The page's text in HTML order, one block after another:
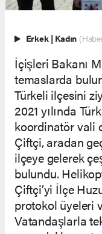
Erkek | Kadın
İçişleri Bakanı
temaslarda
Türkeli ilçesini
2021 yılında
koordinatör vali
Çiftçi, aradan
ilçeye gelerek
bulundu.
Çiftçi’yi İlçe
protokol üyeleri
Vatandaşlarla